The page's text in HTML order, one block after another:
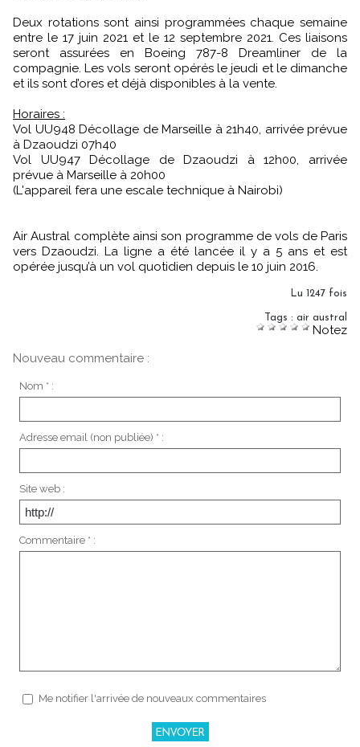
Deux rotations sont ainsi programmées chaque semaine
entre le 17 juin 2021 et le 12 septembre 2021. Ces liaisons
seront assurées en Boeing 787-8 Dreamliner de la
compagnie. Les vols seront opérés le jeudi et le dimanche
et ils sont d’ores et déjà disponibles à la vente.
Horaires :
Vol UU948 Décollage de Marseille à 21h40, arrivée prévue
à Dzaoudzi 07h40
Vol UU947 Décollage de Dzaoudzi à 12h00, arrivée
prévue à Marseille à 20h00
(L'appareil fera une escale technique à Nairobi)
Air Austral complète ainsi son programme de vols de Paris
vers Dzaoudzi. La ligne a été lancée il y a 5 ans et est
opérée jusqu’à un vol quotidien depuis le 10 juin 2016.
Lu 1247 fois
Tags : air austral
Notez
Nouveau commentaire :
Nom * :
Adresse email (non publiée) * :
Site web :
Commentaire * :
Me notifier l'arrivée de nouveaux commentaires